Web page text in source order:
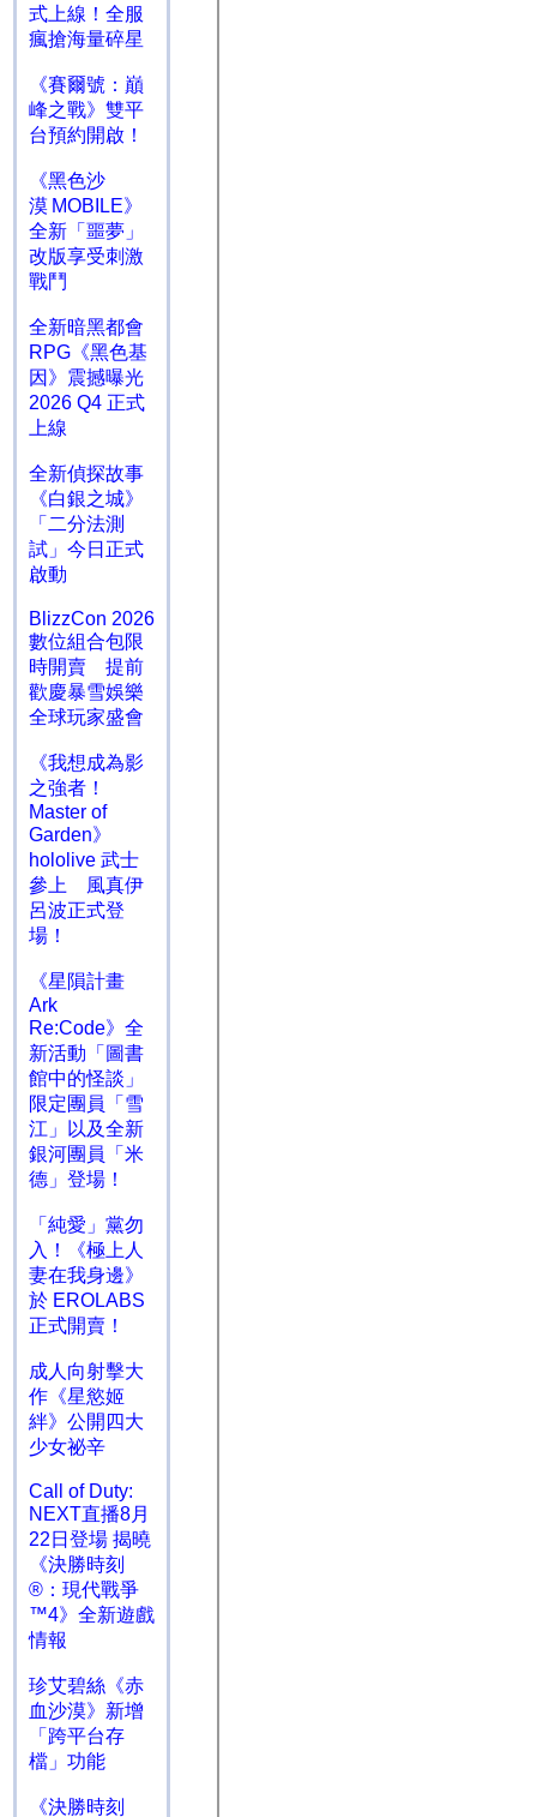
式上線！全服
瘋搶海量碎星
《賽爾號：巔
峰之戰》雙平
台預約開啟！
《黑色沙
漠 MOBILE》
全新「噩夢」
改版享受刺激
戰鬥
全新暗黑都會
RPG《黑色基
因》震撼曝光
2026 Q4 正式
上線
全新偵探故事
《白銀之城》
「二分法測
試」今日正式
啟動
BlizzCon 2026
數位組合包限
時開賣 提前
歡慶暴雪娛樂
全球玩家盛會
《我想成為影
之強者！
Master of
Garden》
hololive 武士
參上 風真伊
呂波正式登
場！
《星隕計畫
Ark
Re:Code》全
新活動「圖書
館中的怪談」
限定團員「雪
江」以及全新
銀河團員「米
德」登場！
「純愛」黨勿
入！《極上人
妻在我身邊》
於 EROLABS
正式開賣！
成人向射擊大
作《星慾姬
絆》公開四大
少女祕辛
Call of Duty:
NEXT直播8月
22日登場 揭曉
《決勝時刻
®：現代戰爭
™4》全新遊戲
情報
珍艾碧絲《赤
血沙漠》新增
「跨平台存
檔」功能
《決勝時刻